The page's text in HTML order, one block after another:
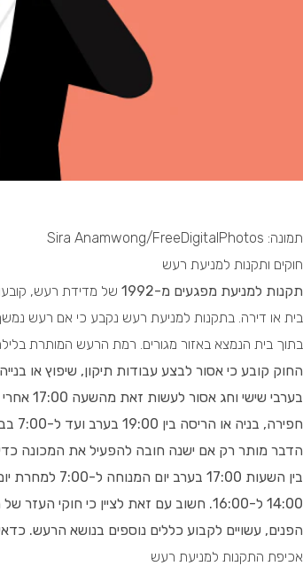
תמונה: Sira Anamwong/FreeDigitalPhotos
חוקים ותקנות למניעת רעש
תקנות למניעת מפגעים מ-1992
של מדידת רעש,
בתוך בית הנמצא באזור מגורים. רמת הרעש המותרת בלילה היא 40
בערבי
חפירה, בניה או הריסה בין 19:00 בערב ועד ל-7:00 בבוקר. בימי שישי אסור לעשות זאת מהשעה 17:00.
הדבר מותר רק אם ישנה חובה להפעיל את המכונה
בין השעות
14:00 ל-16:00. חשוב עם זאת לציין כי
הפנים, עשויים לקבוע כללים נוספים בנושא הרעש.
אכיפת התקנות למניעת רעש